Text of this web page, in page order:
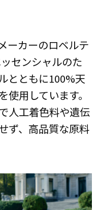
ーカーのロベルテ
センシャルのた
とともに100%天
用しています。
人工着色料や遺伝
ず、高品質な原料